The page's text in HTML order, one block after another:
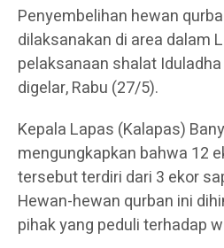
Penyembelihan hewan
dilaksanakan di area dalam
pelaksanaan shalat
digelar, Rabu (27/5).
Kepala Lapas (Kalapas)
mengungkapkan bahwa 12
tersebut terdiri dari 3 ekor
Hewan-hewan qurban ini
pihak yang peduli terhadap